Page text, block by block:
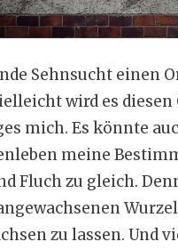
Sehnsucht einen
wird es diesen
mich. Es könnte
meine
Fluch zu gleich.
zu lassen. Und